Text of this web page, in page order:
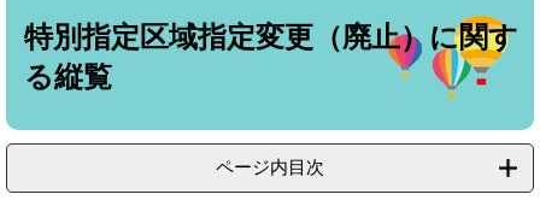
特別指定区域指定変更（廃止）に関す
る縦覧
ページ内目次